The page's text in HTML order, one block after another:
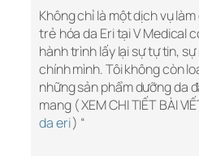
Không chỉ là một dịch vụ
trẻ hóa da Eri tại V Medical
hành trình lấy lại sự tự tin,
chính mình. Tôi không còn
những sản phẩm dưỡng da
mang ( XEM CHI TIẾT BÀI
da eri) “